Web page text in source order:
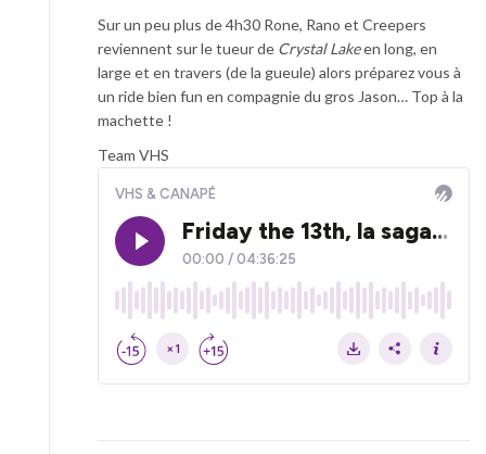
Sur un peu plus de 4h30 Rone, Rano et Creepers
reviennent sur le tueur de Crystal Lakeen long, en
large et en travers (de la gueule) alors préparez vous à
un ride bien fun en compagnie du gros Jason… Top à la
machette !
Team VHS